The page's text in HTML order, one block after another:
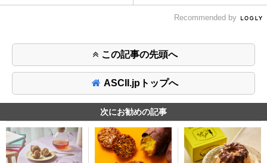
Recommended by
この記事の先頭へ
ASCII.jpトップへ
次にお勧めの記事